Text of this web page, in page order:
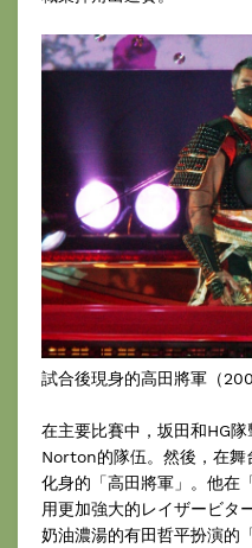
試合後現身的高田將軍（
在主要比賽中，坂田和HG
Norton的隊伍。然後，在舞
化身的「高田將軍」。他在
用更加強大的レイザービタ
奶油濃湯的有田哲平扮演的